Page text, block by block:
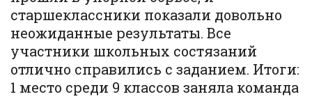
старшеклассники показали довольно
неожиданные результаты. Все
участники школьных состязаний
отлично справились с заданием. Итоги:
1 место среди 9 классов заняла команда